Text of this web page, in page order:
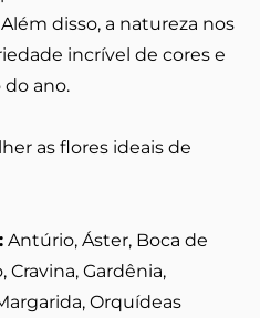
disso, a natureza nos
incrível de cores e
ano.
as flores ideais de
Antúrio, Áster, Boca de
Cravina, Gardênia,
Orquídeas